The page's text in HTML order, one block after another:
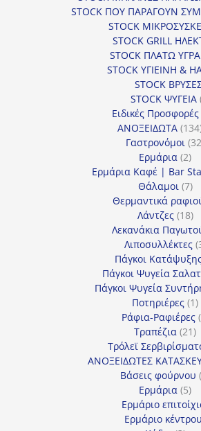
STOCK ΠΟΥ ΠΑΡΑΓΟΥΝ
STOCK
STOCK GRILL
STOCK ΠΛΑΤΩ
STOCK ΥΓΙΕΙΝΗ &
STOCK
STOCK ΨΥΓΕΙΑ
Ειδικές Προσφορές
ΑΝΟΞΕΙΔΩΤΑ 134
Γαστρονόμοι 32
Ερμάρια 22
Ερμάρια Καφέ | Bar
Θάλαμοι 77
Θερμαντικά
Λάντζες 1818
Λεκανάκια
Λιποσυλλέκτες
Πάγκοι
Πάγκοι Ψυγεία
Πάγκοι Ψυγεία
Ποτηριέρες 11
Ράφια-Ραφιέρες
Τραπέζια 2121
Τρόλεϊ
ΑΝΟΞΕΙΔΩΤΕΣ
Βάσεις φούρνου
Ερμάρια 55
Ερμάριο
Ερμάριο κέντρου